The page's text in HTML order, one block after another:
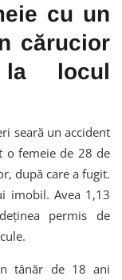
cu un
cărucior
locul
seară un accident
o femeie de 28 de
după care a fugit.
imobil. Avea 1,13
permis de
tânăr de 18 ani